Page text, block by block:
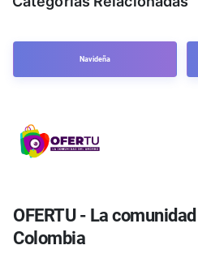
Navideña
OFERTU - La
Colombia